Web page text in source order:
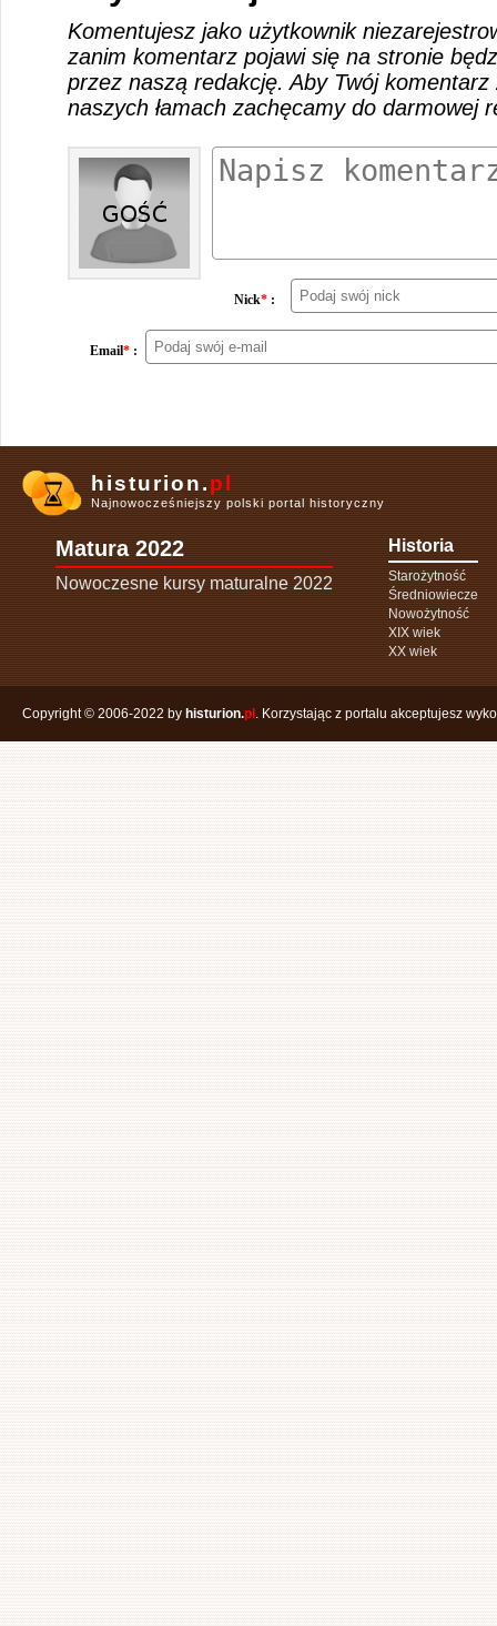
Komentujesz jako użytkownik
zanim komentarz pojawi się na stronie
przez naszą redakcję. Aby Twój
naszych łamach zachęcamy do darmowej
Nick* :
Email* :
histurion.pl
Najnowocześniejszy polski portal historyczny
Matura 2022
Nowoczesne kursy maturalne 2022
Historia
Starożytność
Średniowiecze
Nowożytność
XIX wiek
XX wiek
Copyright © 2006-2022 by histurion.pl . Korzystając z portalu akceptujesz